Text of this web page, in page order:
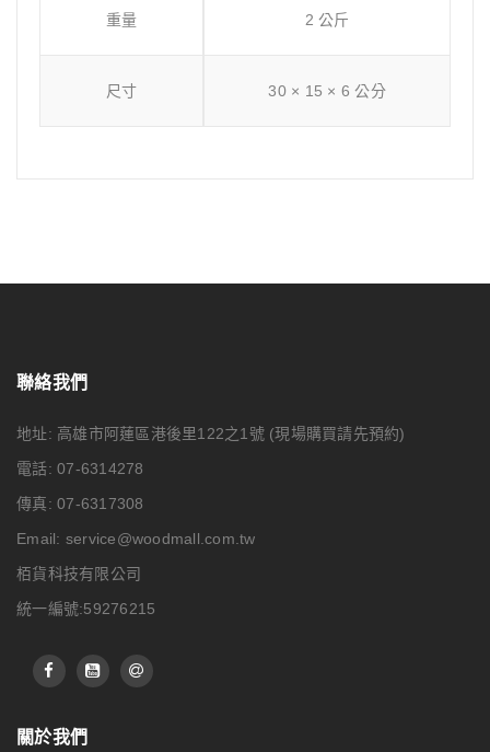
重量 2 公斤
尺寸 30 × 15 × 6 公分
聯絡我們
地址: 高雄市阿蓮區港後里122之1號 (現場購買請先預約)
電話: 07-6314278
傳真: 07-6317308
Email: service@woodmall.com.tw
栢貨科技有限公司
統一編號:59276215
關於我們